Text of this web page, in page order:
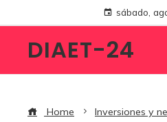
sábado,
DIAET-24
Home
Inversiones y